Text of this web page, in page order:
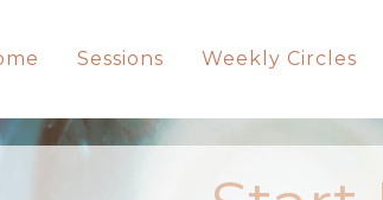
Sessions Weekly Circles